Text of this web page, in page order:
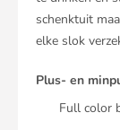
schenktuit
elke slok
Plus- en
Full color